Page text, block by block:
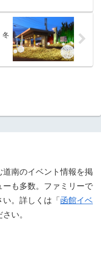
冬
南のイベント情報を掲
も多数。ファミリーで
。詳しくは「 函館イベ
い。